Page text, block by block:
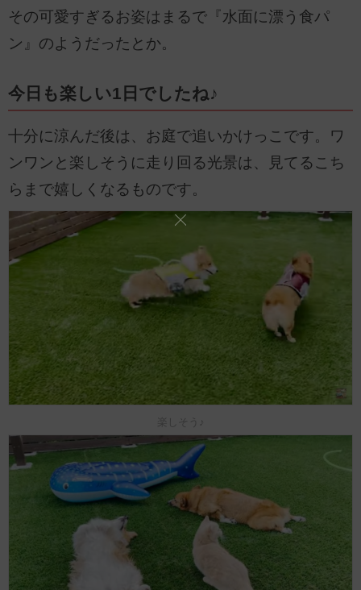
その可愛すぎるお姿はまるで『水面に漂う食パ
ン』のようだったとか。
今日も楽しい1日でしたね♪
十分に涼んだ後は、お庭で追いかけっこです。ワ
ンワンと楽しそうに走り回る光景は、見てるこち
らまで嬉しくなるものです。
楽しそう♪